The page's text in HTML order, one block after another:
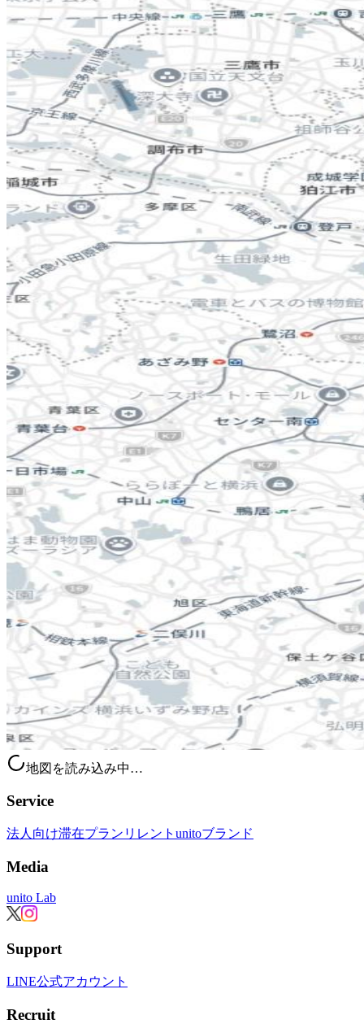
地図を読み込み中…
Service
法人向け滞在プラン リレント unitoブランド
Media
unito Lab
Support
LINE公式アカウント
Recruit